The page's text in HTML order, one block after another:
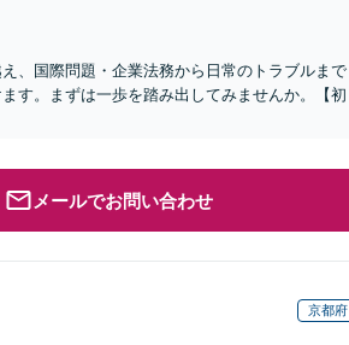
、国際問題・企業法務から日常のトラブルまで
す。まずは一歩を踏み出してみませんか。【初
メールでお問い合わせ
京都府